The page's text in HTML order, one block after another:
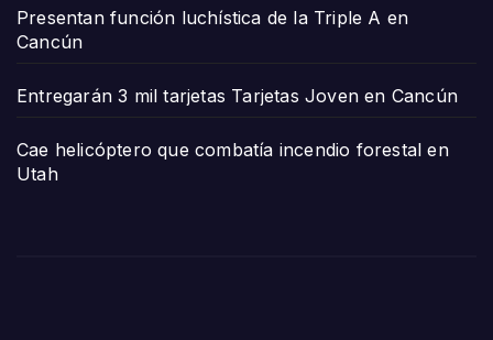
Presentan función luchística de la Triple A en
Cancún
Entregarán 3 mil tarjetas Tarjetas Joven en Cancún
Cae helicóptero que combatía incendio forestal en
Utah